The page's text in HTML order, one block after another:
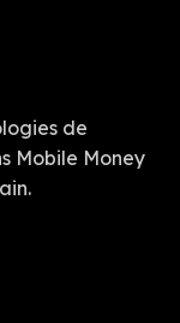
de
Mobile Money